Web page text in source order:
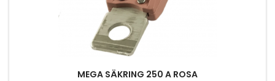
MEGA SÄKRING 250 A ROSA